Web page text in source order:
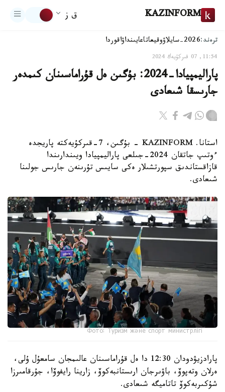
KAZINFORM ق ز
ترەند:2026-سايلاۋ وقيعاتاعايىنداۋاقوردا
11:54, 07 قىركۇيەك 2024
پاراليمپيادا-2024: بۇگىن ەل قۇراماسىنان كىمدەر
جارىسقا شىعادى
استانا. KAZINFORM - بۇگىن، 7-قىركۇيەكتە پاريجدە
ءوتىپ جاتقان 2024-جىلعى پاراليمپيادا ويىندارىندا
قازاقستاندىق سپورتشىلار ەكى سايىس تۇرىنەن جارىس جولىنا
شىعادى.
Фото: Туризм және спорт министрлігі
پارادزيۋدودان 12:30 دا ەل قۇراماسىنان عالىمجان سامعۇل ۇلى،
ەرلان وتەپوۆ، باۋىرجان ارىستانبەكوۆ، زارينا رايفوۆا، جۇرقامىرزا
شۇكىربەكوۆ تاتاميگە شىعادى.